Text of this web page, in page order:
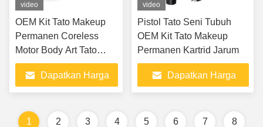
video
OEM Kit Tato Makeup
Permanen Coreless
Motor Body Art Tato
Pistol Jarum Kartrid
Dapatkan Harga
video
Pistol Tato Seni Tubuh
OEM Kit Tato Makeup
Permanen Kartrid Jarum
Dapatkan Harga
1 2 3 4 5 6 7 8